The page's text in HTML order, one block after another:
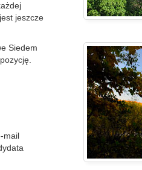
jeszcze
Siedem
mail